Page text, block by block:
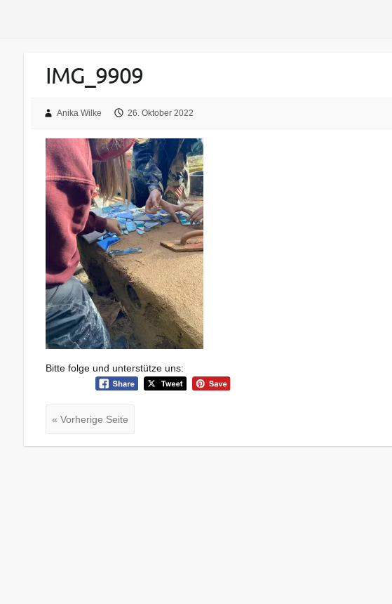
IMG_9909
Anika Wilke 26. Oktober 2022
Bitte folge und unterstütze uns:
« Vorherige Seite